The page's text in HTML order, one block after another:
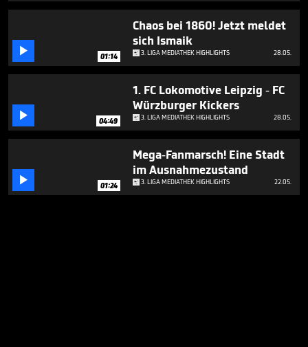
 01:14
Chaos bei 1860! Jetzt meldet
sich Ismaik
3. LIGA MEDIATHEK HIGHLIGHTS 28.05.
 04:49
1. FC Lokomotive Leipzig - FC
Würzburger Kickers
3. LIGA MEDIATHEK HIGHLIGHTS 28.05.
 01:24
Mega-Fanmarsch! Eine Stadt
im Ausnahmezustand
3. LIGA MEDIATHEK HIGHLIGHTS 22.05.